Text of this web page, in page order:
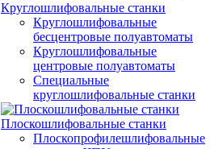
Круглошлифовальные станки
Круглошлифовальные
бесцентровые полуавтоматы
Круглошлифовальные
центровые полуавтоматы
Специальные
круглошлифовальные станки
Плоскошлифовальные станки
Плоскопрофилешлифовальные